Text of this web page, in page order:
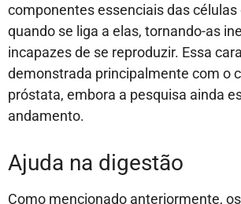
componentes essenciais das
quando se liga a elas, tornando-as
incapazes de se reproduzir. Essa
demonstrada principalmente com o
próstata, embora a pesquisa ainda
andamento.
Ajuda na digestão
Como mencionado anteriormente,